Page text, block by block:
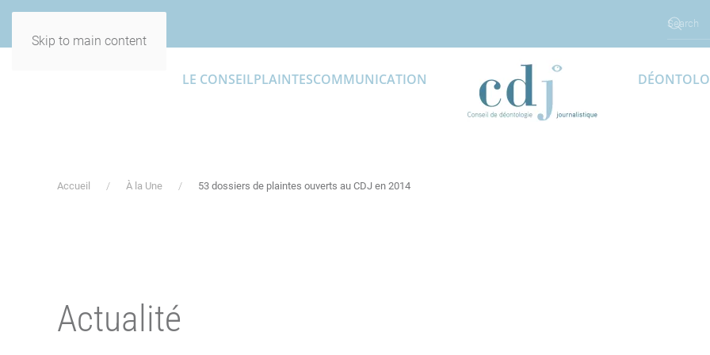
Skip to main content
LE CONSEILPLAINTESCOMMUNICATION
Accueil À la Une 53 dossiers de plaintes ouverts au CDJ en 2014
Actualité